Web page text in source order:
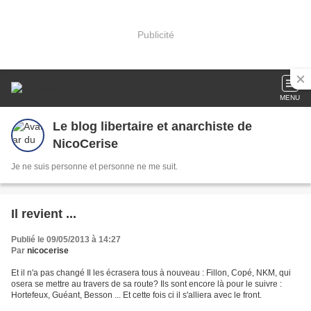
Publicité
MENU
Le blog libertaire et anarchiste de
NicoCerise
Je ne suis personne et personne ne me suit.
Il revient ...
Publié le 09/05/2013 à 14:27
Par nicocerise
Et il n'a pas changé Il les écrasera tous à nouveau : Fillon, Copé, NKM, qui
osera se mettre au travers de sa route? Ils sont encore là pour le suivre :
Hortefeux, Guéant, Besson ... Et cette fois ci il s'alliera avec le front.